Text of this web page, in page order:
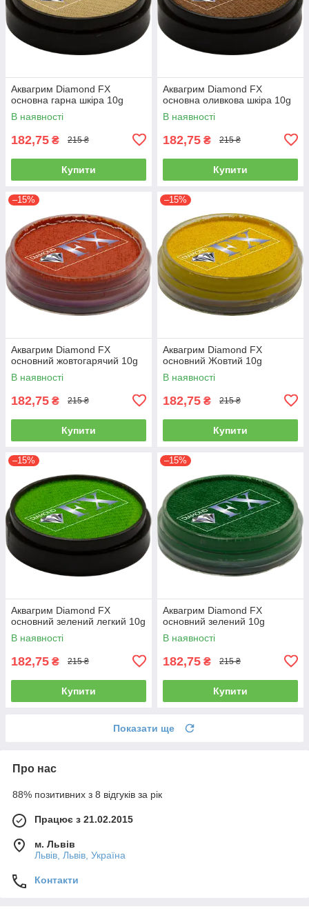
Аквагрим Diamond FX
основна гарна шкіра 10g
В наявності
182,75 ₴ 215 ₴
Купити
Аквагрим Diamond FX
основна оливкова шкіра 10g
В наявності
182,75 ₴ 215 ₴
Купити
–15%
Аквагрим Diamond FX
основний жовтогарячий 10g
В наявності
182,75 ₴ 215 ₴
Купити
–15%
Аквагрим Diamond FX
основний Жовтий 10g
В наявності
182,75 ₴ 215 ₴
Купити
–15%
Аквагрим Diamond FX
основний зелений легкий 10g
В наявності
182,75 ₴ 215 ₴
Купити
–15%
Аквагрим Diamond FX
основний зелений 10g
В наявності
182,75 ₴ 215 ₴
Купити
Показати ще
Про нас
88% позитивних з 8 відгуків за рік
Працює з 21.02.2015
м. Львів
Львів, Львів, Україна
Контакти